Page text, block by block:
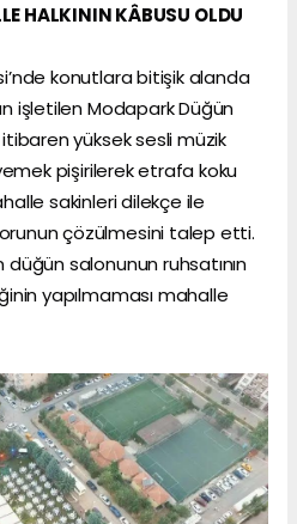
HALKININ KÂBUSU OLDU
konutlara bitişik alanda
işletilen Modapark Düğün
itibaren yüksek sesli müzik
yemek pişirilerek etrafa koku
sakinleri dilekçe ile
çözülmesini talep etti.
düğün salonunun ruhsatının
yapılmaması mahalle